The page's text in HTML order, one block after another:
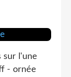
sur l'une
- ornée